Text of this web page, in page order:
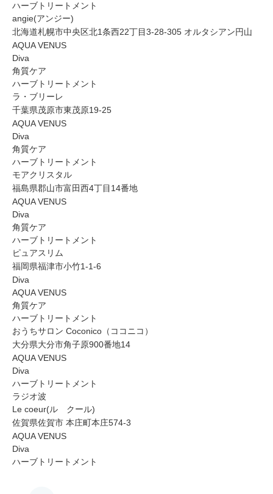
ハーブトリートメント
angie(アンジー)
北海道札幌市中央区北1条西22丁目3-28-305 オルタシアン円山
AQUA VENUS
Diva
角質ケア
ハーブトリートメント
ラ・ブリーレ
千葉県茂原市東茂原19-25
AQUA VENUS
Diva
角質ケア
ハーブトリートメント
モアクリスタル
福島県郡山市富田西4丁目14番地
AQUA VENUS
Diva
角質ケア
ハーブトリートメント
ピュアスリム
福岡県福津市小竹1-1-6
Diva
AQUA VENUS
角質ケア
ハーブトリートメント
おうちサロン Coconico（ココニコ）
大分県大分市角子原900番地14
AQUA VENUS
Diva
ハーブトリートメント
ラジオ波
Le coeur(ル クール)
佐賀県佐賀市 本庄町本庄574-3
AQUA VENUS
Diva
ハーブトリートメント